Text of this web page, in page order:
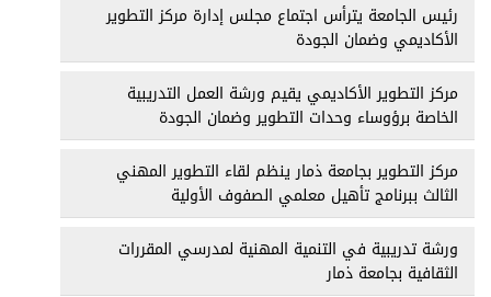
رئيس الجامعة يترأس اجتماع مجلس إدارة مركز التطوير
الأكاديمي وضمان الجودة
مركز التطوير الأكاديمي يقيم ورشة العمل التدريبية
الخاصة برؤوساء وحدات التطوير وضمان الجودة
مركز التطوير بجامعة ذمار ينظم لقاء التطوير المهني
الثالث ببرنامج تأهيل معلمي الصفوف الأولية
ورشة تدريبية في التنمية المهنية لمدرسي المقررات
الثقافية بجامعة ذمار